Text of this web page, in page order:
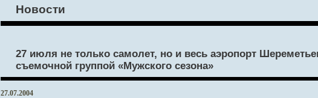
Новости
27 июля не только самолет, но и весь аэропорт
съемочной группой «Мужского сезона»
27.07.2004